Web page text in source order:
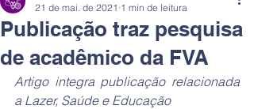
Publicação traz pesquisa
de acadêmico da FVA
21 de mai. de 2021 1 min de leitura
Artigo integra publicação relacionada
a Lazer, Saúde e Educação